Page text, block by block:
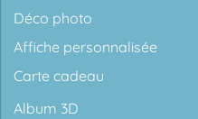
Déco photo
Affiche personnalisée
Carte cadeau
Album 3D